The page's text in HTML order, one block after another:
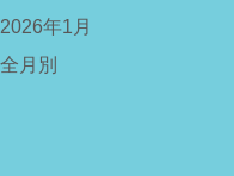
2026年1月
全月別